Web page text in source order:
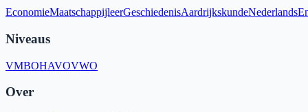
EconomieMaatschappijleerGeschiedenisAardrijkskundeNederlands
Niveaus
VMBOHAVOVWO
Over